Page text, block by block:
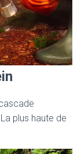
plus haute de